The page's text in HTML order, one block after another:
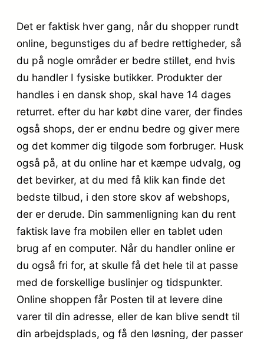
Det er faktisk hver gang, når du shopper rundt
online, begunstiges du af bedre rettigheder, så
du på nogle områder er bedre stillet, end hvis
du handler I fysiske butikker. Produkter der
handles i en dansk shop, skal have 14 dages
returret. efter du har købt dine varer, der findes
også shops, der er endnu bedre og giver mere
og det kommer dig tilgode som forbruger. Husk
også på, at du online har et kæmpe udvalg, og
det bevirker, at du med få klik kan finde det
bedste tilbud, i den store skov af webshops,
der er derude. Din sammenligning kan du rent
faktisk lave fra mobilen eller en tablet uden
brug af en computer. Når du handler online er
du også fri for, at skulle få det hele til at passe
med de forskellige buslinjer og tidspunkter.
Online shoppen får Posten til at levere dine
varer til din adresse, eller de kan blive sendt til
din arbejdsplads, og få den løsning, der passer